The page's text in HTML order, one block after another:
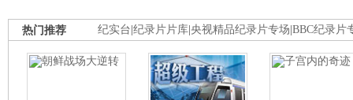
纪实台 纪录片片库 央视精品纪录片专场 BBC纪录片
热门推荐